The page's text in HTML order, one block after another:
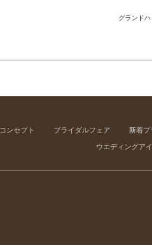
グランド
コンセプト ブライダルフェア 新着
ウエディングア